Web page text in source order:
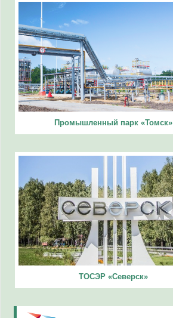
Промышленный парк «Томск»
ТОСЭР «Северск»